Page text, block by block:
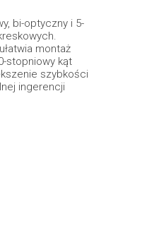
bi-optyczny i 5-
montaż
stopniowy kąt
szybkości
ingerencji